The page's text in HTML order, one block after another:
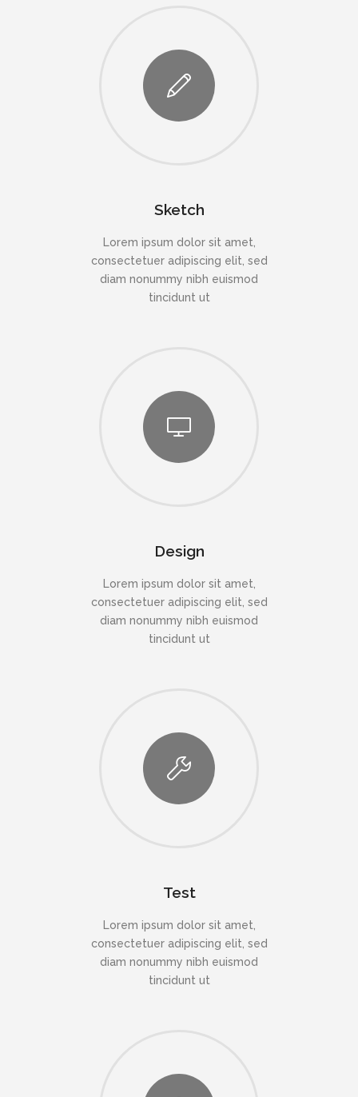
Sketch
Lorem ipsum dolor sit amet,
consectetuer adipiscing elit, sed
diam nonummy nibh euismod
tincidunt ut
Design
Lorem ipsum dolor sit amet,
consectetuer adipiscing elit, sed
diam nonummy nibh euismod
tincidunt ut
Test
Lorem ipsum dolor sit amet,
consectetuer adipiscing elit, sed
diam nonummy nibh euismod
tincidunt ut